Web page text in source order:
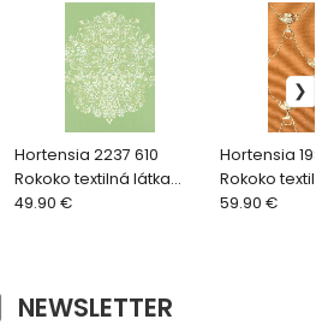
Hortensia 2237 610
Rokoko textilná látka
zelená
49.90 €
Hortensia
Rokoko
oranžová
59.90 €
NEWSLETTER